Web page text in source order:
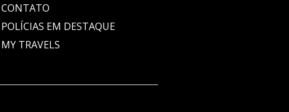
CONTATO
POLÍCIAS EM DESTAQUE
MY TRAVELS